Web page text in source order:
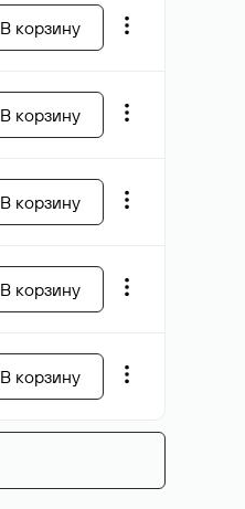
В корзину
В корзину
В корзину
В корзину
В корзину